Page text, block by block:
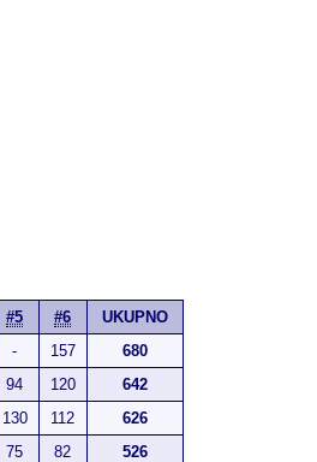
#5 #6
UKUPNO
- 157
680
94 120
642
130 112
626
75 82
526